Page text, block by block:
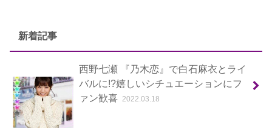
新着記事
西野七瀬 『乃木恋』で白石麻衣とライ
バルに!?嬉しいシチュエーションにフ
ァン歓喜
2022.03.18